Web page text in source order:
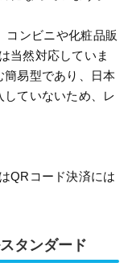
コンビニや化粧品販
当然対応していま
易型であり、日本
ていないため、レ
QRコード決済には
タンダード